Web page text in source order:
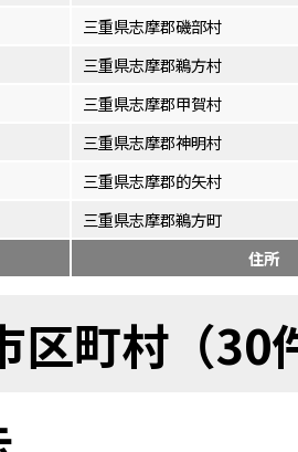
三重県志摩郡磯部村
三重県志摩郡鵜方村
三重県志摩郡甲賀村
三重県志摩郡神明村
三重県志摩郡的矢村
三重県志摩郡鵜方町
住所
区町村（30